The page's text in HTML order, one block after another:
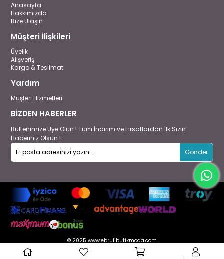
Anasayfa
Hakkımızda
Bize Ulaşın
Müşteri İlişkileri
Üyelik
Alışveriş
Kargo & Teslimat
Yardım
Müşteri Hizmetleri
BİZDEN HABERLER
Bültenimize Üye Olun ! Tüm İndirim ve Fırsatlardan İlk Sizin
Haberiniz Olsun !
Gönder
© 2025 www.ebrulibutikmoda.com